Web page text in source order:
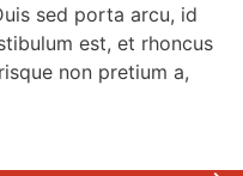
sed porta arcu, id
est, et rhoncus
non pretium a,